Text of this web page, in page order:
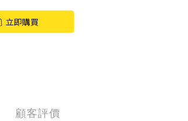
立即購買
顧客評價